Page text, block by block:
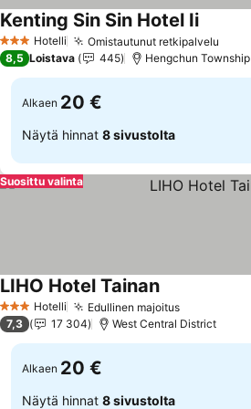
3 Tähtiluokitus
Hotelli Omistautunut retkipalvelu
Kenting Sin Sin Hotel Ii
8,5 Loistava 445 Hengchun Township
Alkaen 20 €
Näytä hinnat 8 sivustolta
Suosittu valinta
3 Tähtiluokitus
Hotelli Edullinen majoitus
LIHO Hotel Tainan
7,3 17 304 West Central District
Alkaen 20 €
Näytä hinnat 8 sivustolta